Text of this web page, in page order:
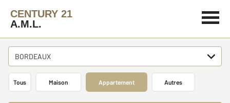
CENTURY 21
A.M.L.
BORDEAUX
Tous Maison Appartement Autres